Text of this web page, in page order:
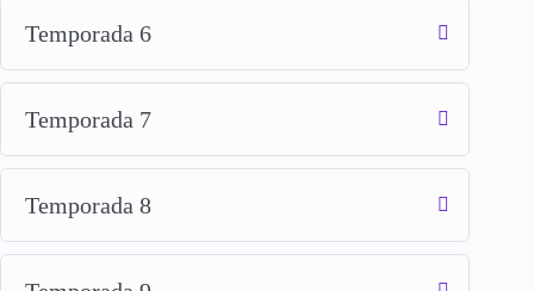
Temporada 6
Temporada 7
Temporada 8